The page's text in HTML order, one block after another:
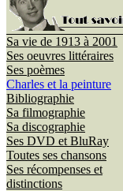
Sa vie de 1913 à 2001
Ses oeuvres littéraires
Ses poèmes
Charles et la peinture
Bibliographie
Sa filmographie
Sa discographie
Ses DVD et BluRay
Toutes ses chansons
Ses récompenses et
distinctions